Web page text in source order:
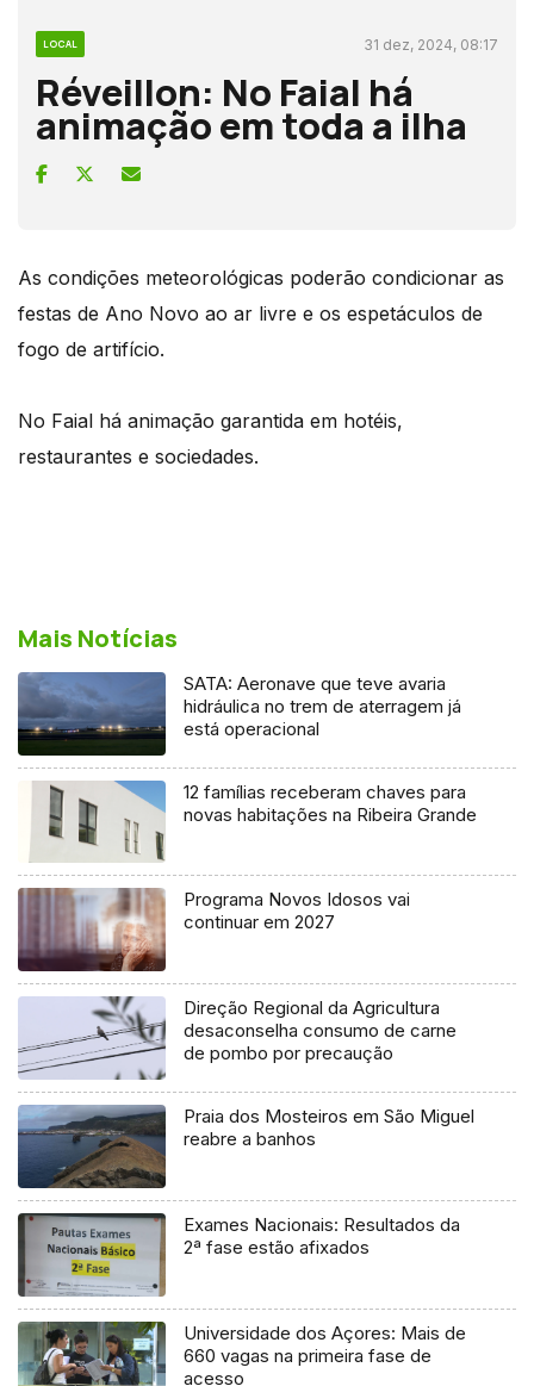
LOCAL 31 dez, 2024, 08:17
Réveillon: No Faial há
animação em toda a ilha
As condições meteorológicas poderão condicionar as
festas de Ano Novo ao ar livre e os espetáculos de
fogo de artifício.
No Faial há animação garantida em hotéis,
restaurantes e sociedades.
Mais Notícias
SATA: Aeronave que teve avaria
hidráulica no trem de aterragem já
está operacional
12 famílias receberam chaves para
novas habitações na Ribeira Grande
Programa Novos Idosos vai
continuar em 2027
Direção Regional da Agricultura
desaconselha consumo de carne
de pombo por precaução
Praia dos Mosteiros em São Miguel
reabre a banhos
Exames Nacionais: Resultados da
2ª fase estão afixados
Universidade dos Açores: Mais de
660 vagas na primeira fase de
acesso